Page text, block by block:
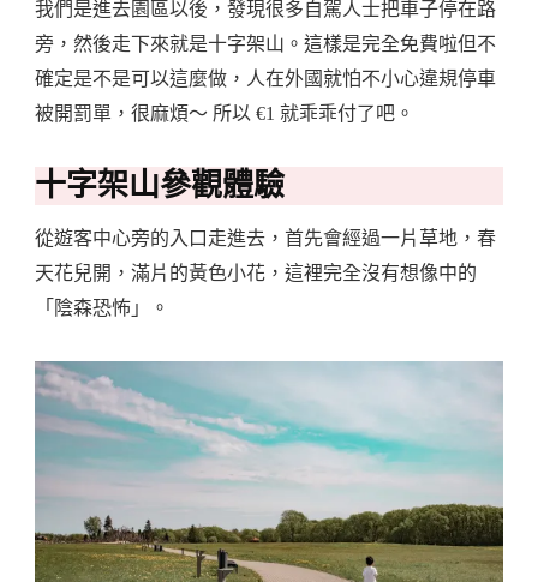
我們是進去園區以後，發現很多自駕人士把車子停在路
旁，然後走下來就是十字架山。這樣是完全免費啦但不
確定是不是可以這麼做，人在外國就怕不小心違規停車
被開罰單，很麻煩～ 所以 €1 就乖乖付了吧。
十字架山參觀體驗
從遊客中心旁的入口走進去，首先會經過一片草地，春
天花兒開，滿片的黃色小花，這裡完全沒有想像中的
「陰森恐怖」。